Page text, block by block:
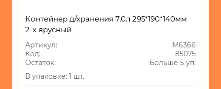
Контейнер д/хранения 7,0л 295*190*140мм
2-х ярусный
Артикул:
М6366
Код:
85075
Остаток:
Больше 5 уп.
В упаковке: 1 шт.